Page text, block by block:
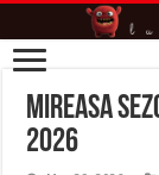
Mireasa
2026